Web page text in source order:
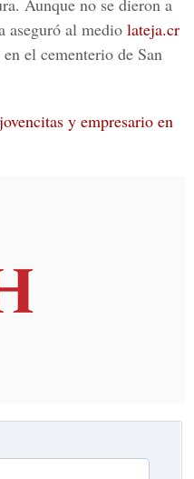
Aunque no se dieron a
aseguró al medio lateja.cr
en el cementerio de San
y empresario en